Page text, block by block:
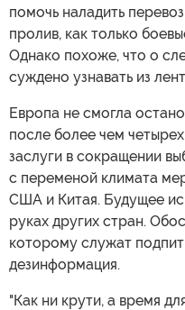
помочь наладить
пролив, как только
Однако похоже, что о
суждено узнавать из
Европа не смогла
после более чем
заслуги в сокращении
с переменой климата
США и Китая. Будущее
руках других стран.
которому служат
дезинформация.
"Как ни крути, а время